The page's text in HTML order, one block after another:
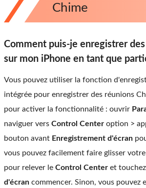
Chime
Comment puis-je enregistrer
sur mon iPhone en tant que
Vous pouvez utiliser la fonction
intégrée pour enregistrer des réunions
pour activer la fonctionnalité : ouvrir
naviguer vers Control Center option >
bouton avant Enregistrement d'écran
vous pouvez facilement faire glisser
pour relever le Control Center et touchez
d'écran commencer. Sinon, vous pouvez